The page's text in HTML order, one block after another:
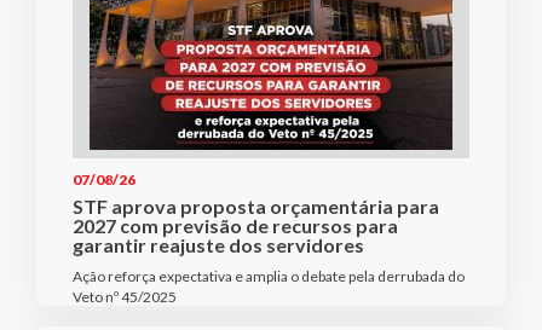
07/08/26
STF aprova proposta orçamentária para
2027 com previsão de recursos para
garantir reajuste dos servidores
Ação reforça expectativa e amplia o debate pela derrubada do
Veto nº 45/2025